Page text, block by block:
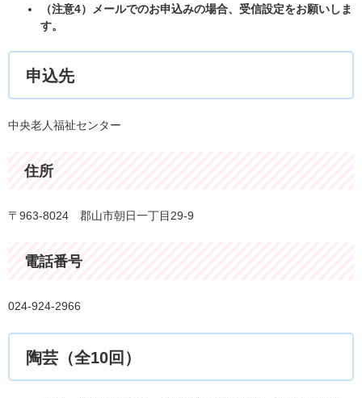
（注意4）メールでのお申込みの場合、受信設定をお願いしま
す。
申込先
中央老人福祉センター
住所
〒963-8024 郡山市朝日一丁目29-9
電話番号
024-924-2966
陶芸（全10回）